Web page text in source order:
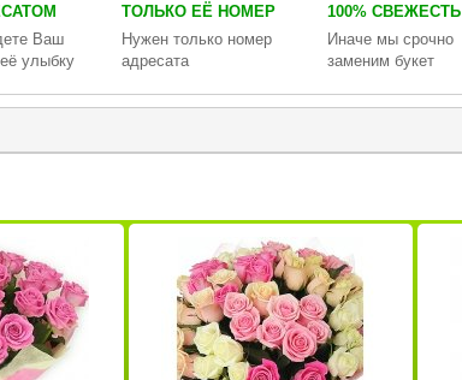
Ваш
улыбку
ТОЛЬКО ЕЁ НОМЕР
Нужен только номер
адресата
100% СВЕЖЕСТЬ
Иначе мы срочно
заменим букет